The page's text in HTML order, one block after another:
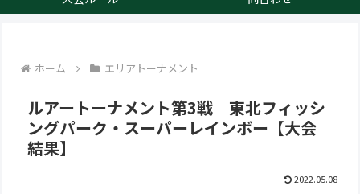
ホーム エリアトーナメント
ルアートーナメント第3戦 東北フィッシ
ングパーク・スーパーレインボー【大会
結果】
2022.05.08